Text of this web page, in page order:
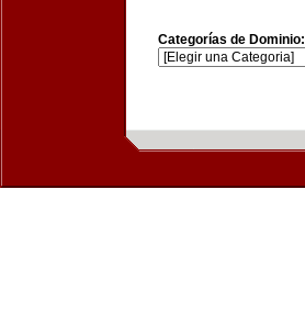
Categorías de Dominio: